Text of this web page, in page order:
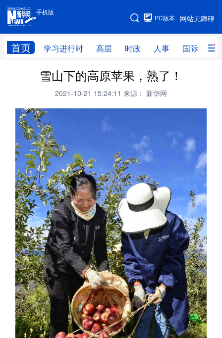
手机版
网站无障碍
PC版本
首页 学习进行时 高层 时政 人事 国际 财
手机版
网站地图
学习进行时 高层 时政
财经 网评
台湾
科技 量子 体育
文化 书画 健康 军事
访谈 视频 图片
法律 中央文件 金融 汽车
食品 人居 数字经济
学术中国 乡村振兴 银龄 溯源中国
城市 旅游 能源 会展
彩票 娱乐 时尚 悦读
公益 一带一路 亚太网 上市公司
文化产业
雪山下的高原苹果，熟了！
2021-10-21 15:24:11 来源： 新华网